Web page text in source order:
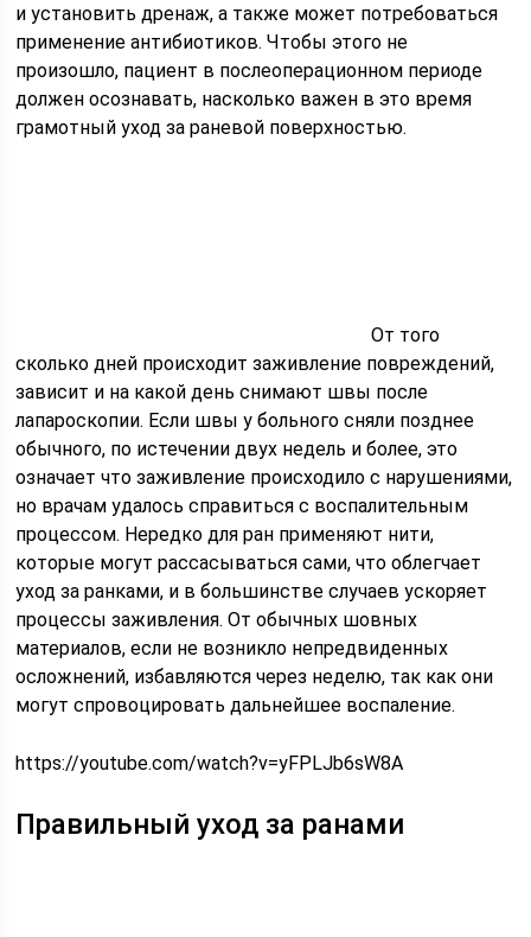
и установить дренаж, а также может потребоваться
применение антибиотиков. Чтобы этого не
произошло, пациент в послеоперационном периоде
должен осознавать, насколько важен в это время
грамотный уход за раневой поверхностью.
От того
сколько дней происходит заживление повреждений,
зависит и на какой день снимают швы после
лапароскопии. Если швы у больного сняли позднее
обычного, по истечении двух недель и более, это
означает что заживление происходило с нарушениями,
но врачам удалось справиться с воспалительным
процессом. Нередко для ран применяют нити,
которые могут рассасываться сами, что облегчает
уход за ранками, и в большинстве случаев ускоряет
процессы заживления. От обычных шовных
материалов, если не возникло непредвиденных
осложнений, избавляются через неделю, так как они
могут спровоцировать дальнейшее воспаление.
https://youtube.com/watch?v=yFPLJb6sW8A
Правильный уход за ранами